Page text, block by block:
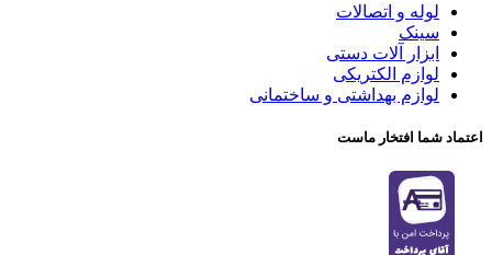
لوله و اتصالات
سینک
ابزار آلات دستی
لوازم الکتریکی
لوازم بهداشتی و ساختمانی
اعتماد شما افتخار ماست